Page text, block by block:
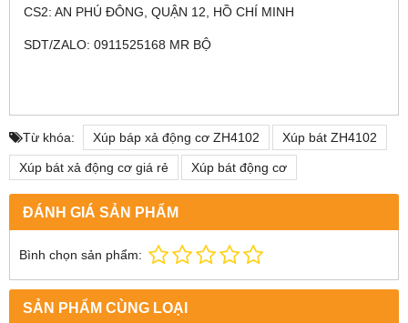
CS2: AN PHÚ ĐÔNG, QUẬN 12, HỒ CHÍ MINH
SDT/ZALO: 0911525168 MR BỘ
Từ khóa: Xúp báp xả động cơ ZH4102 Xúp bát ZH4102
Xúp bát xả động cơ giá rẻ Xúp bát động cơ
ĐÁNH GIÁ SẢN PHẨM
Bình chọn sản phẩm:
SẢN PHẨM CÙNG LOẠI